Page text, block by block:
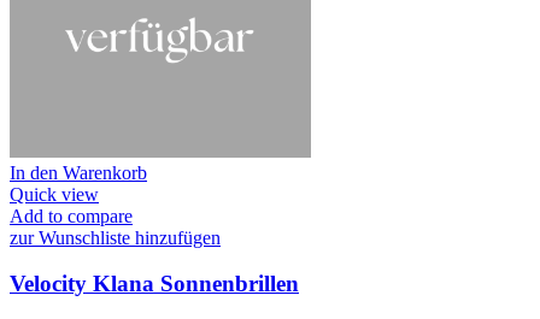
In den Warenkorb
Quick view
Add to compare
zur Wunschliste hinzufügen
Velocity Klana Sonnenbrillen